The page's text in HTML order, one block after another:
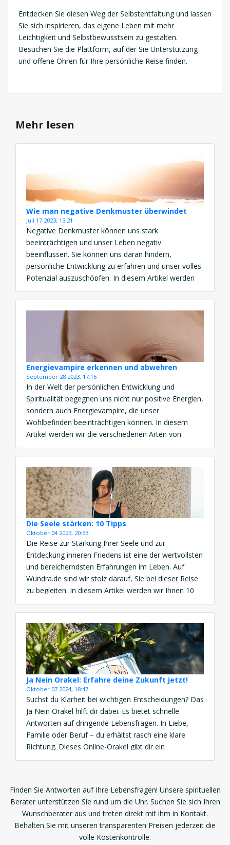
Entdecken Sie diesen Weg der Selbstentfaltung und lassen
Sie sich inspirieren, das eigene Leben mit mehr
Leichtigkeit und Selbstbewusstsein zu gestalten.
Besuchen Sie die Plattform, auf der Sie Unterstützung
und offene Ohren für Ihre persönliche Reise finden.
Mehr lesen
Wie man negative Denkmuster überwindet
Juli 17 2023, 13:21
Negative Denkmuster können uns stark
beeinträchtigen und unser Leben negativ
beeinflussen. Sie können uns daran hindern,
persönliche Entwicklung zu erfahren und unser volles
Potenzial auszuschöpfen. In diesem Artikel werden
wir uns mit effektiven Methoden beschäftigen, wie
man negative Denkmuster überwinden kann und eine
positive Einstellung zur persönlichen Entwicklung
entwickelt. Die Macht der negativen Denkmuster
Energievampire erkennen und abwehren
September 28 2023, 17:16
In der Welt der persönlichen Entwicklung und
Spiritualität begegnen uns nicht nur positive Energien,
sondern auch Energievampire, die unser
Wohlbefinden beeinträchtigen können. In diesem
Artikel werden wir die verschiedenen Arten von
Energievampiren beleuchten, wie Sie sie erkennen
können und welche Auswirkungen sie auf Ihr Leben
haben können. Arten von Energievampiren Der
Kritiker Der Kritiker ist […]
Die Seele stärken: 10 Tipps
Oktober 04 2023, 20:53
Die Reise zur Stärkung Ihrer Seele und zur
Entdeckung inneren Friedens ist eine der wertvollsten
und bereicherndsten Erfahrungen im Leben. Auf
Wundra.de sind wir stolz darauf, Sie bei dieser Reise
zu begleiten. In diesem Artikel werden wir Ihnen 10
kraftvolle Tipps vorstellen, um Ihre Seele zu stärken
und inneren Frieden zu finden. 1. Praktizieren Sie […]
Ja Nein Orakel: Erfahre deine Zukunft jetzt!
Oktober 07 2024, 18:47
Suchst du Klarheit bei wichtigen Entscheidungen? Das
Ja Nein Orakel hilft dir dabei. Es bietet schnelle
Antworten auf dringende Lebensfragen. In Liebe,
Familie oder Beruf – du erhältst rasch eine klare
Richtung. Dieses Online-Orakel gibt dir ein
eindeutiges Ja oder Nein. Nutze es als
Finden Sie Antworten auf Ihre Lebensfragen! Unsere spirituellen
Berater unterstützen Sie rund um die Uhr. Suchen Sie sich Ihren
Wunschberater aus und treten direkt mit ihm in Kontakt.
Behalten Sie mit unseren transparenten Preisen jederzeit die
volle Kostenkontrolle.